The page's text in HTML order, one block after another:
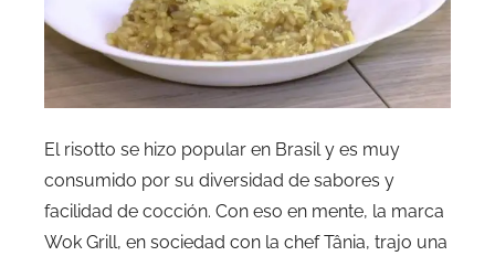
El risotto se hizo popular en Brasil y es muy
consumido por su diversidad de sabores y
facilidad de cocción. Con eso en mente, la marca
Wok Grill, en sociedad con la chef Tânia, trajo una